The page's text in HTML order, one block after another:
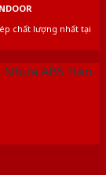
chất lượng nhất tại
Nhựa ABS Hàn